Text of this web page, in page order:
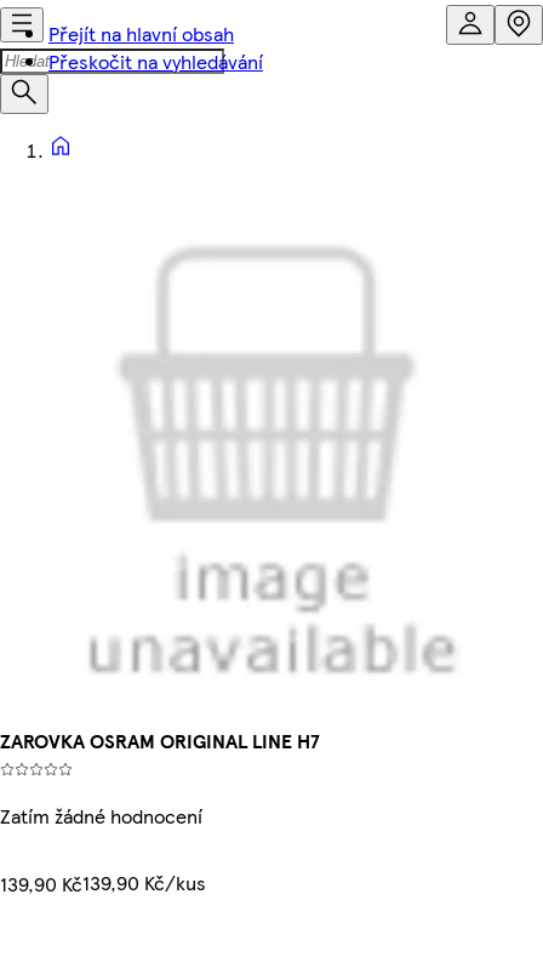
Přejít na hlavní obsah
Přeskočit na vyhledávání
ZAROVKA OSRAM ORIGINAL LINE H7
Zatím žádné hodnocení
139,90 Kč139,90 Kč/kus